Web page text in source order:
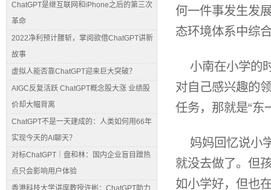
ChatGPT是继互联网和iPhone之后的第三次
革命
2022净利预计腰斩，掌阅欲借ChatGPT讲新
故事
虚拟人能否靠ChatGPT迎来巨大突破？
AIGC反复活跃 ChatGPT概念股大涨 业绩股
价却大幅背离
ChatGPT不是一天建成的：人类如何用66年
实现今天的AI聊天？
对标ChatGPT｜盘和林：国内企业盲目蹭热
点只会影响用户体验
香港科技大学讲席教授许彬：ChatGPT助力
何一件事发生发
态环境体系中综
小南在小学的
对自己感兴趣的
任务，那就是“东
妈妈回忆说小
就没去做了。但
如小学好，但也